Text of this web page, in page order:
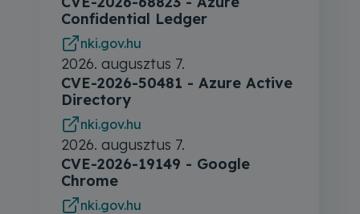
Confidential Ledger
nki.gov.hu
2026. augusztus 7.
CVE-2026-50481 - Azure Active
Directory
nki.gov.hu
2026. augusztus 7.
CVE-2026-19149 - Google
Chrome
nki.gov.hu